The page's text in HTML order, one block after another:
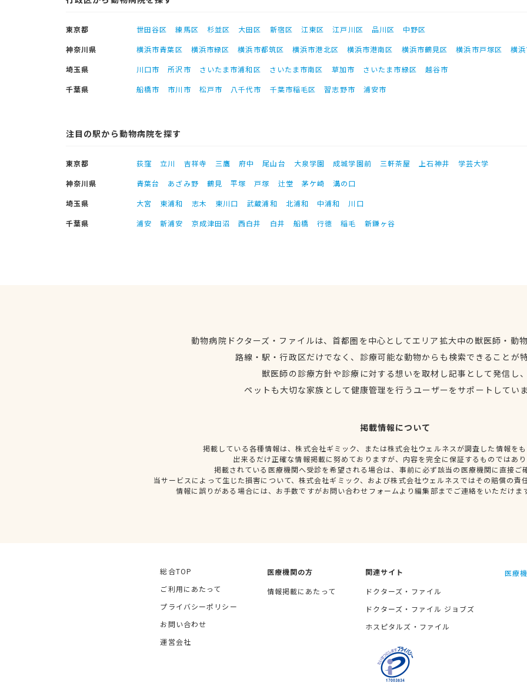
東京都 世田谷区 練馬区 杉並区 大田区 新宿区 江東区 江戸川区 品川区
中野区
神奈川県
横浜市青葉区 横浜市緑区 横浜市都筑区 横浜市港北区 横浜市港南区 横浜市鶴見区 横浜市戸塚区
横
埼玉県
川口市 所沢市 さいたま市浦和区 さいたま市南区 草加市 さいたま市緑区
越谷市
千葉県
船橋市 市川市 松戸市 八千代市 千葉市稲毛区 習志野市 浦安市
注目の駅から動物病院を探す
東京都 荻窪 立川 吉祥寺 三鷹 府中 尾山台 大泉学園 成城学園前 三軒茶屋 上石神井
学芸大学
神奈川県
青葉台 あざみ野 鶴見 平塚 戸塚 辻堂 茅ケ崎
溝の口
埼玉県
大宮 東浦和 志木 東川口 武蔵浦和 北浦和 中浦和
川口
千葉県
浦安 新浦安 京成津田沼 西白井 白井 船橋 行徳 稲毛 新鎌ヶ谷
動物病院ドクターズ・ファイルは、首都圏を中心としてエリア拡大中の獣医師・動
路線・駅・行政区だけでなく、診療可能な動物からも検索できることが
獣医師の診療方針や診療に対する想いを取材し記事として発信し
ペットも大切な家族として健康管理を行うユーザーをサポートしてい
掲載情報について
掲載している各種情報は、株式会社ギミック、または株式会社ウェルネスが調査した情報を
出来るだけ正確な情報掲載に努めておりますが、内容を完全に保証するものではあ
掲載されている医療機関へ受診を希望される場合は、事前に必ず該当の医療機関に直接ご
当サービスによって生じた損害について、株式会社ギミック、および株式会社ウェルネスではその賠償の責
情報に誤りがある場合には、お手数ですがお問い合わせフォームより編集部までご連絡をいただけま
総合TOP
ご利用にあたって
プライバシーポリシー
お問い合わせ
運営会社
医療機関の方
情報掲載にあたって
関連サイト
ドクターズ・ファイル
ドクターズ・ファイル ジョブズ
ホスピタルズ・ファイル
医療